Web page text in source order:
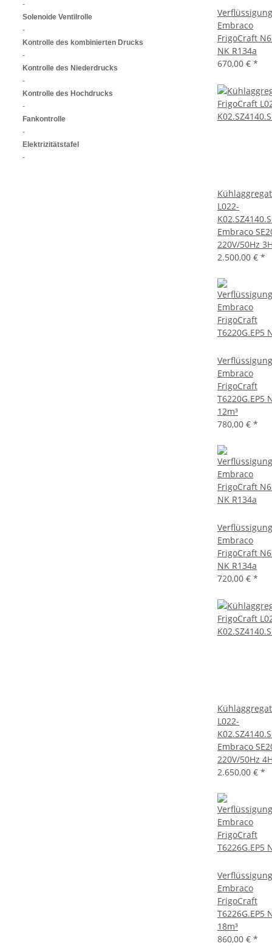
-
Solenoide Ventilrolle
-
Kontrolle des kombinierten Drucks
-
Kontrolle des Niederdrucks
-
Kontrolle des Hochdrucks
-
Fankontrolle
-
Elektrizitätstafel
-
Embraco
FrigoCraft
NK R134a
670,00 € *
L022-
Embraco
220V/50Hz
2.500,00 € *
Embraco
FrigoCraft
T6220G.EP5
12m³
780,00 € *
Embraco
FrigoCraft
NK R134a
720,00 € *
L022-
Embraco
220V/50Hz
2.650,00 € *
Embraco
FrigoCraft
T6226G.EP5
18m³
860,00 € *